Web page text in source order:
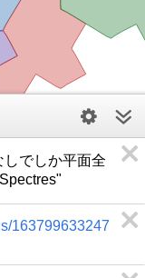
でしか平面全
163799633247